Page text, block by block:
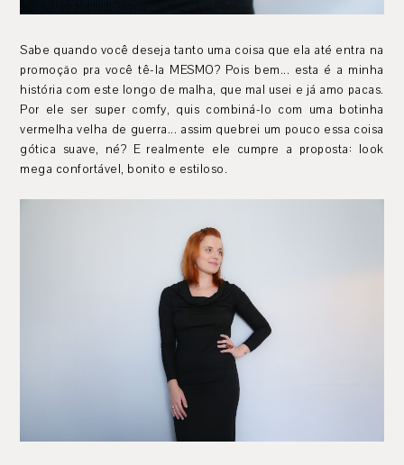
Sabe quando você deseja tanto uma coisa que ela até entra na
promoção pra você tê-la MESMO? Pois bem... esta é a minha
história com este longo de malha, que mal usei e já amo pacas.
Por ele ser super comfy, quis combiná-lo com uma botinha
vermelha velha de guerra... assim quebrei um pouco essa coisa
gótica suave, né? E realmente ele cumpre a proposta: look
mega confortável, bonito e estiloso.